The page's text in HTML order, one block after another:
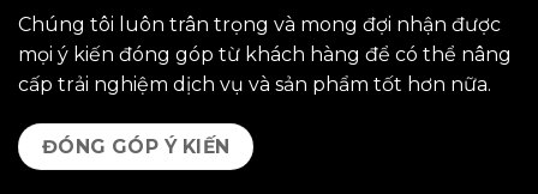
Chúng tôi luôn trân trọng và mong đợi nhận được
mọi ý kiến đóng góp từ khách hàng để có thể nâng
cấp trải nghiệm dịch vụ và sản phẩm tốt hơn nữa.
ĐÓNG GÓP Ý KIẾN